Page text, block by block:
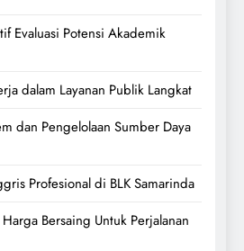
Evaluasi Potensi Akademik
dalam Layanan Publik Langkat
dan Pengelolaan Sumber Daya
Profesional di BLK Samarinda
Bersaing Untuk Perjalanan